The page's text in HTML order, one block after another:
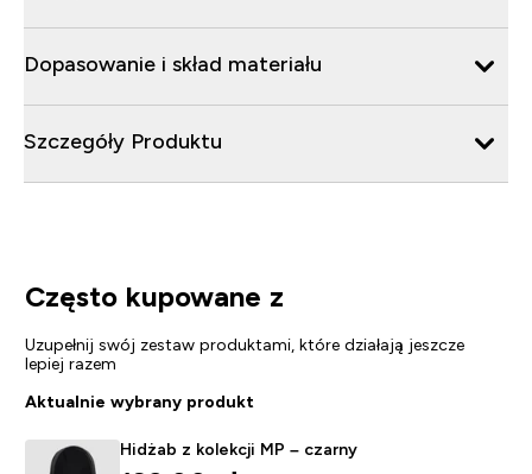
Dopasowanie i skład materiału
Szczegóły Produktu
Często kupowane z
Uzupełnij swój zestaw produktami, które działają jeszcze
lepiej razem
Aktualnie wybrany produkt
Hidżab z kolekcji MP – czarny